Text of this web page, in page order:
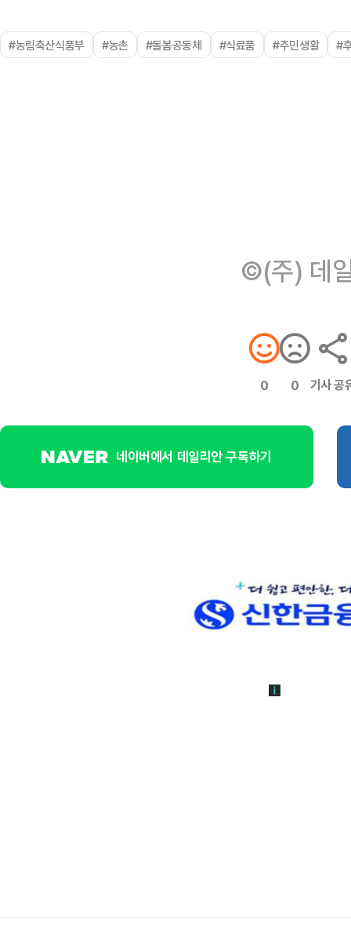
#농림축산식품부 #농촌 #돌봄공동체 #식료품 #주민생활 #
©(주) 데
0 0 기사 공
네이버에서 데일리안 구독하기